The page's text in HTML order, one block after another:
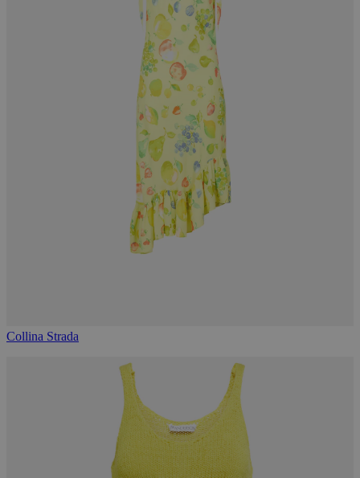
Collina Strada